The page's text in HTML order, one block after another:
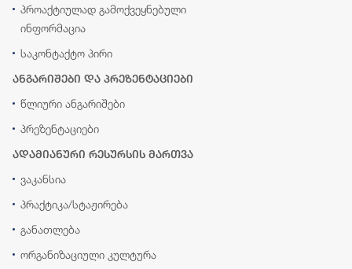
პროაქტიულად გამოქვეყნებული
ინფორმაცია
საკონტაქტო პირი
ანგარიშები და პრეზენტაციები
წლიური ანგარიშები
პრეზენტაციები
ადამიანური რესურსის მართვა
ვაკანსია
პრაქტიკა/სტაჟირება
განათლება
ორგანიზაციული კულტურა